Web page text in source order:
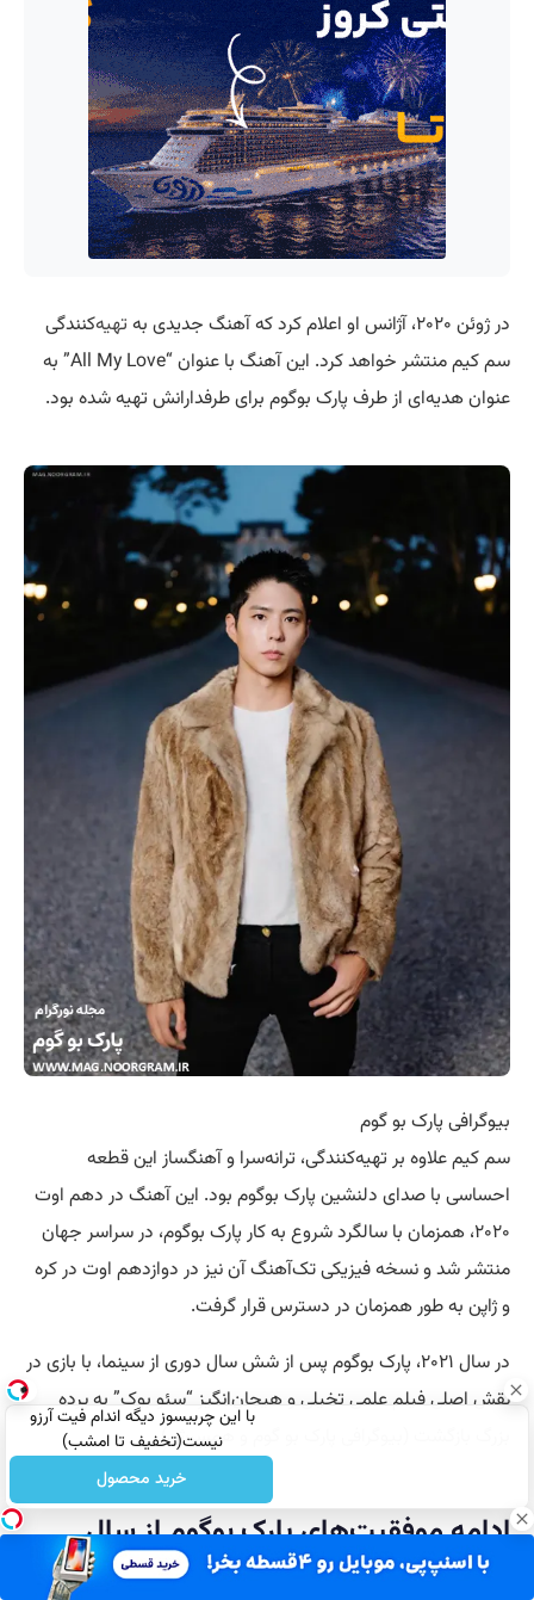
با این چربیسوز دیگه اندام فیت آرزو
نیست(تخفیف تا امشب)
خرید محصول
در ژوئن ۲۰۲۰، آژانس او اعلام کرد که آهنگ جدیدی به تهیه‌کنندگی
سم کیم منتشر خواهد کرد. این آهنگ با عنوان “All My Love” به
عنوان هدیه‌ای از طرف پارک بوگوم برای طرفدارانش تهیه شده بود.
بیوگرافی پارک بو گوم
سم کیم علاوه بر تهیه‌کنندگی، ترانه‌سرا و آهنگساز این قطعه
احساسی با صدای دلنشین پارک بوگوم بود. این آهنگ در دهم اوت
۲۰۲۰، همزمان با سالگرد شروع به کار پارک بوگوم، در سراسر جهان
منتشر شد و نسخه فیزیکی تک‌آهنگ آن نیز در دوازدهم اوت در کره
و ژاپن به طور همزمان در دسترس قرار گرفت.
در سال ۲۰۲۱، پارک بوگوم پس از شش سال دوری از سینما، با بازی در
نقش اصلی فیلم علمی تخیلی و هیجان‌انگیز “سئو بوک” به پرده
بزرگ بازگشت (بیوگرافی پارک بو گوم و همسرش).
ادامه موفقیت‌های پارک بوگوم از سال
۲۰۲۲ تا کنون